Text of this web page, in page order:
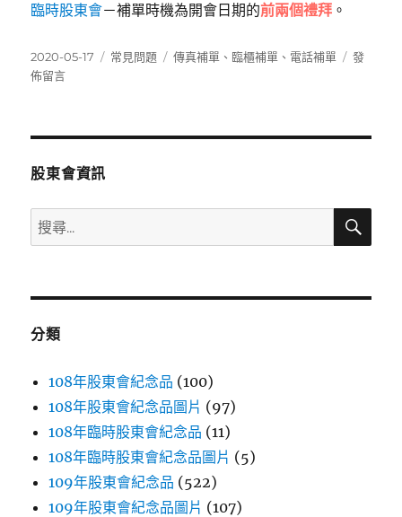
臨時股東會－補單時機為開會日期的前兩個禮拜 。
發
佈
2020-05-17
分
常見問題
標
傳真補單 、 臨櫃補單 、 電話補單
在
些〉
發
佈留言
股東會資訊
搜
尋
鍵
搜
分類
108年股東會紀念品 (100)
108年股東會紀念品圖片 (97)
108年臨時股東會紀念品 (11)
108年臨時股東會紀念品圖片 (5)
109年股東會紀念品 (522)
109年股東會紀念品圖片 (107)